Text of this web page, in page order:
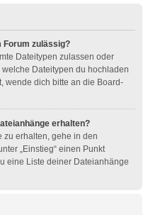
Forum zulässig?
Dateitypen zulassen oder
Dateitypen du hochladen
wende dich bitte an die Board-
erhalten?
zu erhalten, gehe in den
„Einstieg“ einen Punkt
eine Liste deiner Dateianhänge